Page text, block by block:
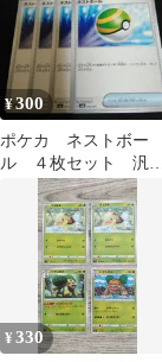
¥300
ポケカ ネストボー
ル ４枚セット 汎
用 エクストラ グッ
ズ G
¥330